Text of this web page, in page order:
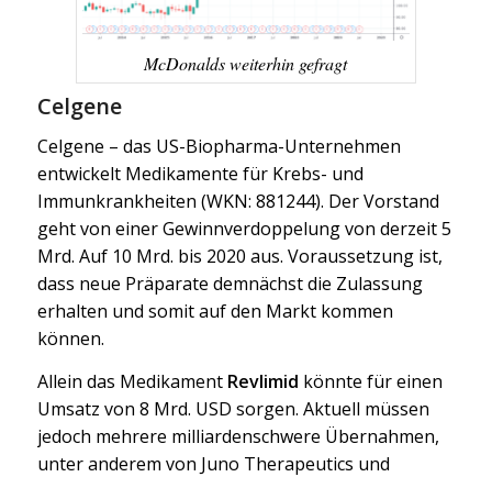
McDonalds weiterhin gefragt
Celgene
Celgene – das US-Biopharma-Unternehmen
entwickelt Medikamente für Krebs- und
Immunkrankheiten (WKN: 881244). Der Vorstand
geht von einer Gewinnverdoppelung von derzeit 5
Mrd. Auf 10 Mrd. bis 2020 aus. Voraussetzung ist,
dass neue Präparate demnächst die Zulassung
erhalten und somit auf den Markt kommen
können.
Allein das Medikament Revlimid könnte für einen
Umsatz von 8 Mrd. USD sorgen. Aktuell müssen
jedoch mehrere milliardenschwere Übernahmen,
unter anderem von Juno Therapeutics und